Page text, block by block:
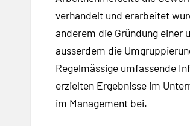
verhandelt und erarbeitet
anderem die Gründung
ausserdem die
Regelmässige umfassende
erzielten Ergebnisse im
im Management bei.